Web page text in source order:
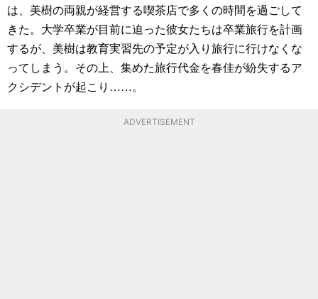
は、美樹の両親が経営する喫茶店で多くの時間を過ごして
きた。大学卒業が目前に迫った彼女たちは卒業旅行を計画
するが、美樹は教育実習先の予定が入り旅行に行けなくな
ってしまう。その上、集めた旅行代金を春佳が紛失するア
クシデントが起こり……。
ADVERTISEMENT